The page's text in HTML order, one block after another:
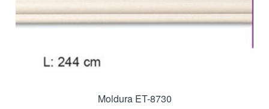
Moldura ET-8730